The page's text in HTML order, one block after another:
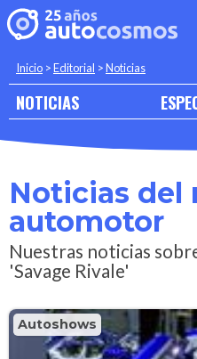
Inicio >Editorial >Noticias
NOTICIAS
Noticias del
automotor
Nuestras noticias
'Savage Rivale'
Autoshows